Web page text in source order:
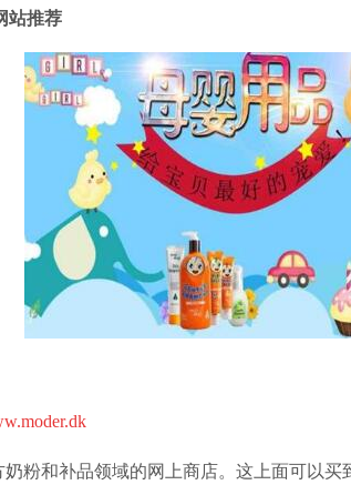
站推荐
奶粉和补品领域的网上商店。这上面可以